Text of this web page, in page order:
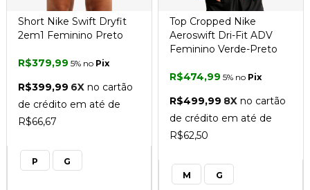
Short Nike Swift Dryfit
2em1 Feminino Preto
R$379,99 5% no Pix
R$399,99 6Xno cartão
de crédito em até de
R$66,67
P G
Top Cropped Nike
Aeroswift Dri-Fit ADV
Feminino Verde-Preto
R$474,99 5% no Pix
R$499,99 8X no cartão
de crédito em até de
R$62,50
M G